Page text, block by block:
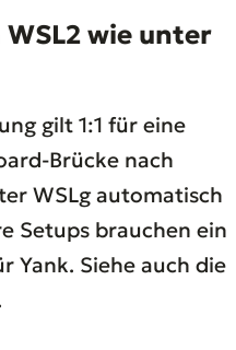
wie unter
gilt 1:1 für eine
Brücke nach
WSLg automatisch
Setups brauchen ein
Yank. Siehe auch die